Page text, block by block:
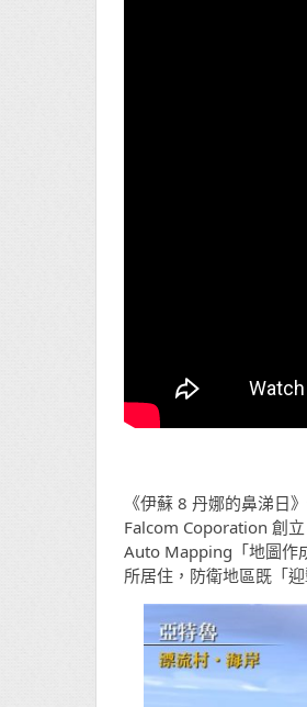
《伊蘇 8 丹娜的鼻涕日
Falcom Coporation 創
Auto Mapping「地圖作
所居住，防衛地區既「